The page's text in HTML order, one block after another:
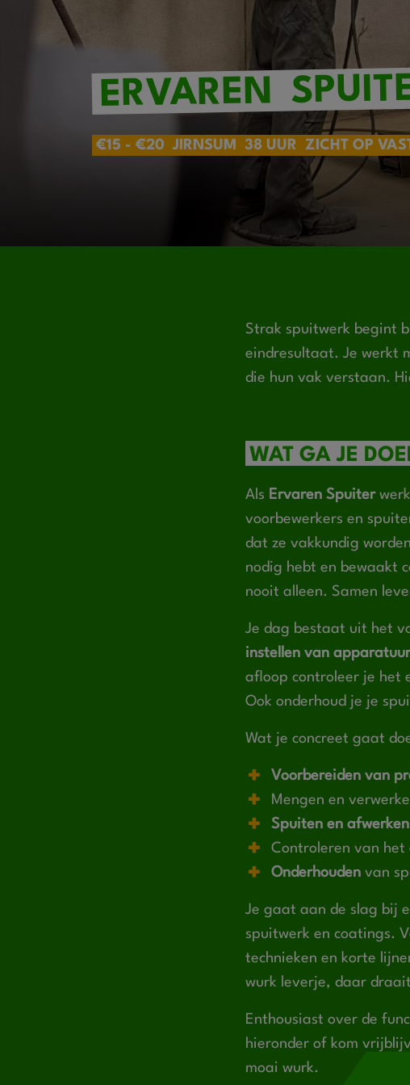
ERVAREN
€15 - €20 JIRNSUM 38 UUR ZICHT OP
Strak spuitwerk begint
eindresultaat. Je werkt
die hun vak verstaan.
WAT GA JE
Als Ervaren Spuiter
voorbewerkers en
dat ze vakkundig
nodig hebt en bewaakt
nooit alleen. Samen
Je dag bestaat uit het
instellen van apparatuur
afloop controleer je het
Ook onderhoud je je
Wat je concreet gaat
Voorbereiden van
Mengen en
Spuiten en afwerken
Controleren van het
Onderhouden van
Je gaat aan de slag bij
spuitwerk en coatings.
technieken en korte
wurk leverje, daar
Enthousiast over de
hieronder of kom
moai wurk.